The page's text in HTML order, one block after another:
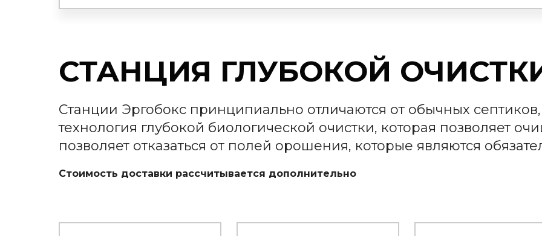
СТАНЦИЯ ГЛУБОКОЙ
Станции Эргобокс принципиально отличаются от обычных
технология глубокой биологической очистки, которая позволяет
позволяет отказаться от полей орошения, которые являются
Стоимость доставки рассчитывается дополнительно